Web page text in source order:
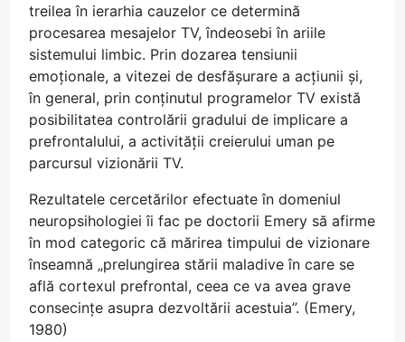
treilea în ierarhia cauzelor ce determină
procesarea mesajelor TV, îndeosebi în ariile
sistemului limbic. Prin dozarea tensiunii
emoționale, a vitezei de desfășurare a acțiunii și,
în general, prin conținutul programelor TV există
posibilitatea controlării gradului de implicare a
prefrontalului, a activității creierului uman pe
parcursul vizionării TV.
Rezultatele cercetărilor efectuate în domeniul
neuropsihologiei îi fac pe doctorii Emery să afirme
în mod categoric că mărirea timpului de vizionare
înseamnă „prelungirea stării maladive în care se
află cortexul prefrontal, ceea ce va avea grave
consecințe asupra dezvoltării acestuia”. (Emery,
1980)